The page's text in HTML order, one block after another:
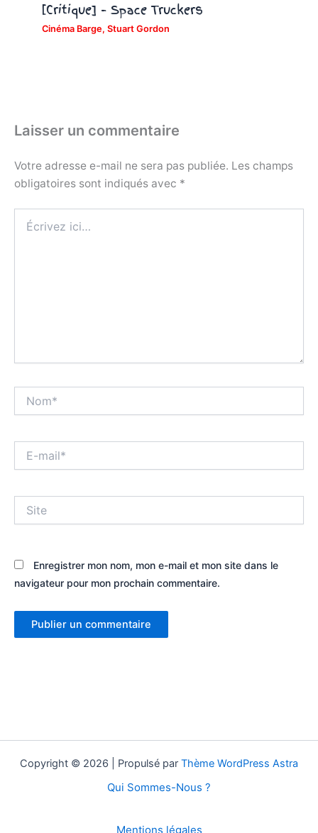
[Critique] – Space Truckers
Cinéma Barge, Stuart Gordon
Laisser un commentaire
Votre adresse e-mail ne sera pas publiée. Les champs
obligatoires sont indiqués avec *
ici…
mail*
Enregistrer mon nom, mon e-mail et mon site dans le
navigateur pour mon prochain commentaire.
Copyright © 2026 | Propulsé par Thème WordPress Astra
Qui Sommes-Nous ?
Mentions légales